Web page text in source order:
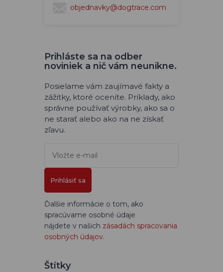
objednavky@dogtrace.com
Prihláste sa na odber
noviniek a nič vám neunikne.
Posielame vám zaujímavé fakty a
zážitky, ktoré oceníte. Príklady, ako
správne používať výrobky, ako sa o
ne starať alebo ako na ne získať
zľavu.
Prihlásiť sa
Ďalšie informácie o tom, ako
spracúvame osobné údaje
nájdete v našich zásadách spracovania
osobných údajov.
Štítky